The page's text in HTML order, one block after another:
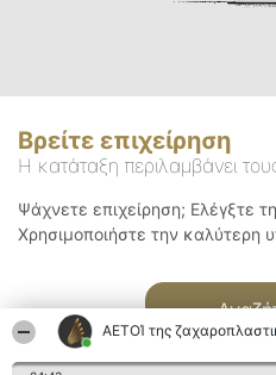
ΑΕΤΟΊ της
Βρείτε επιχείρηση
Η κατάταξη περιλαμβάνει
Ψάχνετε επιχείρηση; Ελέγξτε
Χρησιμοποιήστε την καλύτερη